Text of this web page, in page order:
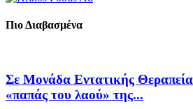
Πιο Διαβασμένα
Σε Μονάδα Εντατικής
«παπάς του λαού» της...